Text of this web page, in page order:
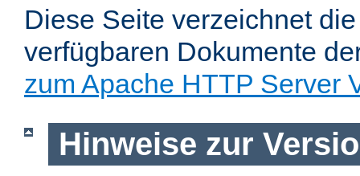
Diese Seite verzeichnet
verfügbaren Dokumente
zum Apache HTTP Server
Hinweise zur